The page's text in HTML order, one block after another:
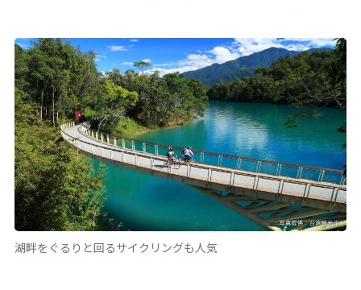
湖畔をぐるりと回るサイクリングも人気